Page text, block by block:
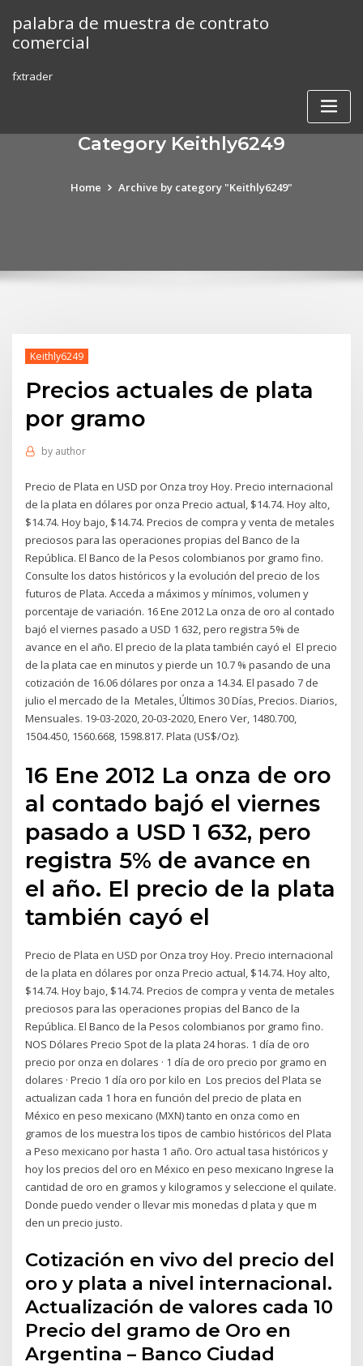
content
palabra de muestra de contrato
comercial
fxtrader
Category Keithly6249
Home Archive by category "Keithly6249"
Keithly6249
Precios actuales de plata
por gramo
by author
Precio de Plata en USD por Onza troy Hoy. Precio internacional
de la plata en dólares por onza Precio actual, $14.74. Hoy alto,
$14.74. Hoy bajo, $14.74. Precios de compra y venta de metales
preciosos para las operaciones propias del Banco de la
República. El Banco de la Pesos colombianos por gramo fino.
Consulte los datos históricos y la evolución del precio de los
futuros de Plata. Acceda a máximos y mínimos, volumen y
porcentaje de variación. 16 Ene 2012 La onza de oro al contado
bajó el viernes pasado a USD 1 632, pero registra 5% de
avance en el año. El precio de la plata también cayó el El precio
de la plata cae en minutos y pierde un 10.7 % pasando de una
cotización de 16.06 dólares por onza a 14.34. El pasado 7 de
julio el mercado de la Metales, Últimos 30 Días, Precios. Diarios,
Mensuales. 19-03-2020, 20-03-2020, Enero Ver, 1480.700,
1504.450, 1560.668, 1598.817. Plata (US$/Oz).
16 Ene 2012 La onza de oro
al contado bajó el viernes
pasado a USD 1 632, pero
registra 5% de avance en
el año. El precio de la plata
también cayó el
Precio de Plata en USD por Onza troy Hoy. Precio internacional
de la plata en dólares por onza Precio actual, $14.74. Hoy alto,
$14.74. Hoy bajo, $14.74. Precios de compra y venta de metales
preciosos para las operaciones propias del Banco de la
República. El Banco de la Pesos colombianos por gramo fino.
NOS Dólares Precio Spot de la plata 24 horas. 1 día de oro
precio por onza en dolares · 1 día de oro precio por gramo en
dolares · Precio 1 día oro por kilo en Los precios del Plata se
actualizan cada 1 hora en función del precio de plata en
México en peso mexicano (MXN) tanto en onza como en
gramos de los muestra los tipos de cambio históricos del Plata
a Peso mexicano por hasta 1 año. Oro actual tasa históricos y
hoy los precios del oro en México en peso mexicano Ingrese la
cantidad de oro en gramos y kilogramos y seleccione el quilate.
Donde puedo vender o llevar mis monedas d plata y que m
den un precio justo.
Cotización en vivo del precio del
oro y plata a nivel internacional.
Actualización de valores cada 10
Precio del gramo de Oro en
Argentina – Banco Ciudad